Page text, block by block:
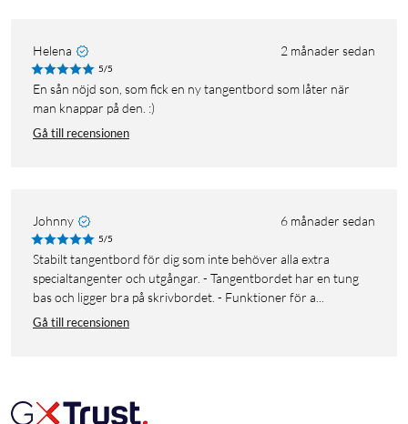
Helena 2 månader sedan
5/5
En sån nöjd son, som fick en ny tangentbord som låter när
man knappar på den. :)
Gå till recensionen
Johnny 6 månader sedan
5/5
Stabilt tangentbord för dig som inte behöver alla extra
specialtangenter och utgångar. - Tangentbordet har en tung
bas och ligger bra på skrivbordet. - Funktioner för a...
Gå till recensionen